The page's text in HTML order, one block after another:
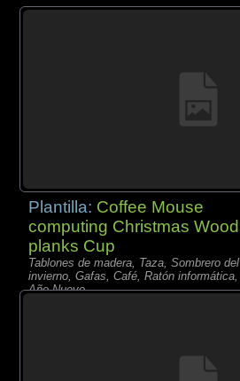
Plantilla: Coffee Mouse
computing Christmas Wood
planks Cup
Tablones de madera, Taza, Sombrero del
invierno, Gafas, Café, Ratón informática,
Año Nuevo,